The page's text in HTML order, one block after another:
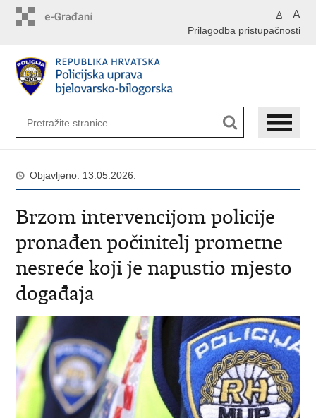
A A
Prilagodba pristupačnosti
Objavljeno: 13.05.2026.
Brzom intervencijom policije
pronađen počinitelj prometne
nesreće koji je napustio mjesto
događaja